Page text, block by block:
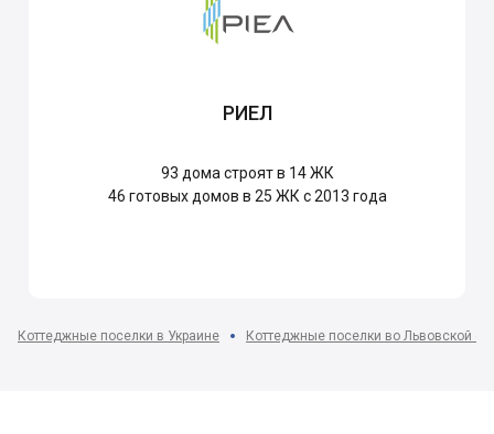
РИЕЛ
93 дома строят в 14 ЖК
46 готовых домов в 25 ЖК с 2013 года
Коттеджные поселки в Украине Коттеджные поселки во Львовской